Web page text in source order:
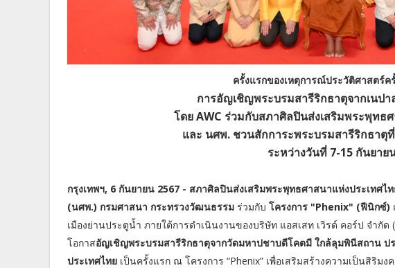
ครั้งแรกของเหตุการณ์ประวัติศาสตร์
การอัญเชิญพระบรมสารีริกธาตุจากเนปา
โดย AWC ร่วมกับสภาศิลปินส่งเสริมพระพุทธ
และ นศพ. ชวนสักการะพระบรมสารีริกธาตุ
ระหว่างวันที่ 7-15 กันยาย
กรุงเทพฯ, 6 กันยายน 2567 - สภาศิลปินส่งเสริมพระพุทธศาสนาแห่งประเทศ
(นศพ.) กรมศาสนา กระทรวงวัฒนธรรม ร่วมกับ โครงการ "Phenix" (ฟีนิกซ์)
เมืองย่านประตูน้ำ ภายใต้การดำเนินงานของบริษัท แอสเสท เวิรด์ คอร์ป จำกั
โอกาสอัญเชิญพระบรมสารีริกธาตุจากวัดมหาปชาบดีโคตมี ใกล้ลุมพินีสถาน ป
ประเทศไทย เป็นครั้งแรก ณ โครงการ “Phenix” เพื่อเสริมสร้างความเป็นสิริ